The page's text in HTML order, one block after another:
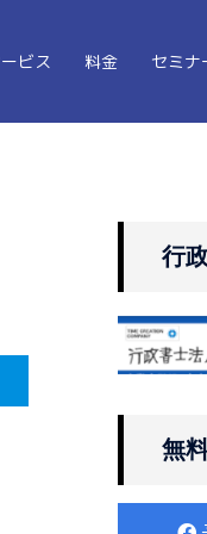
ビス 料金 セミナ
行
無